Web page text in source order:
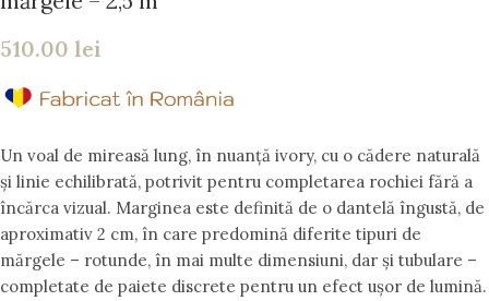
510.00 lei
Un voal de mireasă lung, în nuanță ivory, cu o cădere naturală
și linie echilibrată, potrivit pentru completarea rochiei fără a
încărca vizual. Marginea este definită de o dantelă îngustă, de
aproximativ 2 cm, în care predomină diferite tipuri de
mărgele – rotunde, în mai multe dimensiuni, dar și tubulare –
completate de paiete discrete pentru un efect ușor de lumină.